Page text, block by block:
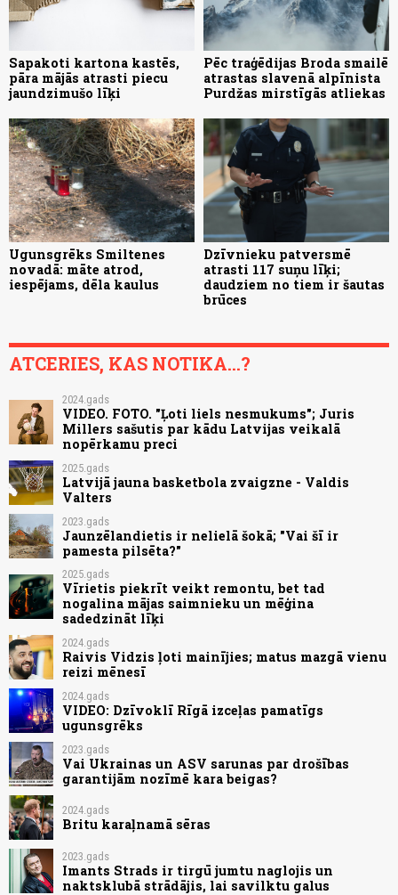
Sapakoti kartona kastēs,
pāra mājās atrasti piecu
jaundzimušo līķi
Pēc traģēdijas Broda smailē
atrastas slavenā alpīnista
Purdžas mirstīgās atliekas
Ugunsgrēks Smiltenes
novadā: māte atrod,
iespējams, dēla kaulus
Dzīvnieku patversmē
atrasti 117 suņu līķi;
daudziem no tiem ir šautas
brūces
ATCERIES, KAS NOTIKA...?
2024.gads
VIDEO. FOTO. "Ļoti liels nesmukums"; Juris
Millers sašutis par kādu Latvijas veikalā
nopērkamu preci
2025.gads
Latvijā jauna basketbola zvaigzne - Valdis
Valters
2023.gads
Jaunzēlandietis ir nelielā šokā; "Vai šī ir
pamesta pilsēta?"
2025.gads
Vīrietis piekrīt veikt remontu, bet tad
nogalina mājas saimnieku un mēģina
sadedzināt līķi
2024.gads
Raivis Vidzis ļoti mainījies; matus mazgā vienu
reizi mēnesī
2024.gads
VIDEO: Dzīvoklī Rīgā izceļas pamatīgs
ugunsgrēks
2023.gads
Vai Ukrainas un ASV sarunas par drošības
garantijām nozīmē kara beigas?
2024.gads
Britu karaļnamā sēras
2023.gads
Imants Strads ir tirgū jumtu naglojis un
naktsklubā strādājis, lai savilktu galus